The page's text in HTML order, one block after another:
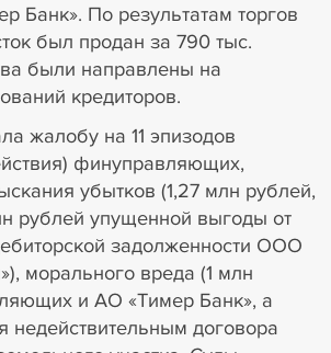
Банк». По результатам торгов
был продан за 790 тыс.
были направлены на
кредиторов.
жалобу на 11 эпизодов
финуправляющих,
убытков (1,27 млн рублей,
рублей упущенной выгоды от
задолженности ООО
морального вреда (1 млн
и АО «Тимер Банк», а
недействительным договора